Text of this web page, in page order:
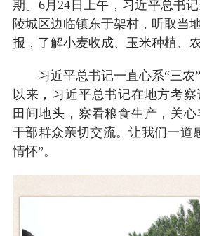
期。6月24日上午，习近平总书
陵城区边临镇东于架村，听取当
报，了解小麦收成、玉米种植、
习近平总书记一直心系“三农
以来，习近平总书记在地方考察
田间地头，察看粮食生产，关
干部群众亲切交流。让我们一道
情怀”。